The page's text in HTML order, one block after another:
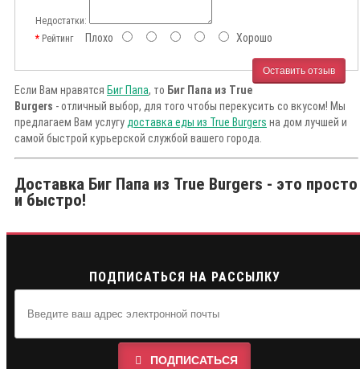
Недостатки:
РейтингПлохо Хорошо
Оставить отзыв
Если Вам нравятся Биг Папа, то Биг Папа из True
Burgers - отличный выбор, для того чтобы перекусить со вкусом! Мы
предлагаем Вам услугу доставка еды из True Burgers на дом лучшей и
самой быстрой курьерской службой вашего города.
Доставка Биг Папа из True Burgers - это просто
и быстро!
ПОДПИСАТЬСЯ НА РАССЫЛКУ
ПОДПИСАТЬСЯ